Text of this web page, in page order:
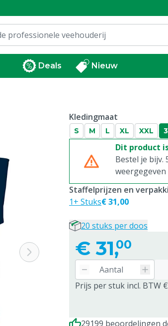
Deals Nieuw
Kledingmaat
S M L XL XXL
Dit product
Bestel je bijv.
€31,00
Prijs per stuk incl. BTW
Staffelprijzen en
1+ Stuks€ 31,00
20 stuks per doos
29199 beoordelingen